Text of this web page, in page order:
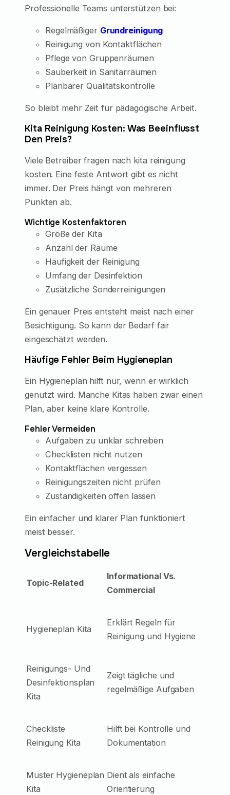
Professionelle Teams unterstützen bei:
Regelmäßiger Grundreinigung
Reinigung von Kontaktflächen
Pflege von Gruppenräumen
Sauberkeit in Sanitärräumen
Planbarer Qualitätskontrolle
So bleibt mehr Zeit für pädagogische Arbeit.
Kita Reinigung Kosten: Was Beeinflusst
Den Preis?
Viele Betreiber fragen nach kita reinigung
kosten. Eine feste Antwort gibt es nicht
immer. Der Preis hängt von mehreren
Punkten ab.
Wichtige Kostenfaktoren
Größe der Kita
Anzahl der Räume
Häufigkeit der Reinigung
Umfang der Desinfektion
Zusätzliche Sonderreinigungen
Ein genauer Preis entsteht meist nach einer
Besichtigung. So kann der Bedarf fair
eingeschätzt werden.
Häufige Fehler Beim Hygieneplan
Ein Hygieneplan hilft nur, wenn er wirklich
genutzt wird. Manche Kitas haben zwar einen
Plan, aber keine klare Kontrolle.
Fehler Vermeiden
Aufgaben zu unklar schreiben
Checklisten nicht nutzen
Kontaktflächen vergessen
Reinigungszeiten nicht prüfen
Zuständigkeiten offen lassen
Ein einfacher und klarer Plan funktioniert
meist besser.
Vergleichstabelle
Topic-Related
Informational Vs.
Commercial
Hygieneplan Kita
Erklärt Regeln für
Reinigung und Hygiene
Reinigungs- Und
Desinfektionsplan
Kita
Zeigt tägliche und
regelmäßige Aufgaben
Checkliste
Reinigung Kita
Hilft bei Kontrolle und
Dokumentation
Muster Hygieneplan
Kita
Dient als einfache
Orientierung